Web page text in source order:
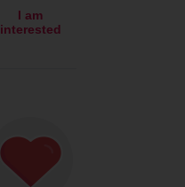
I am
interested